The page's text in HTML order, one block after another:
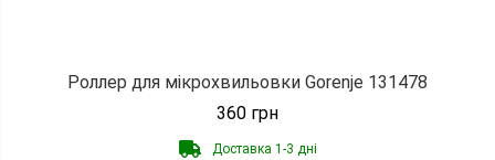
Роллер для мікрохвильовки Gorenje 131478
360 грн
Доставка 1-3 дні